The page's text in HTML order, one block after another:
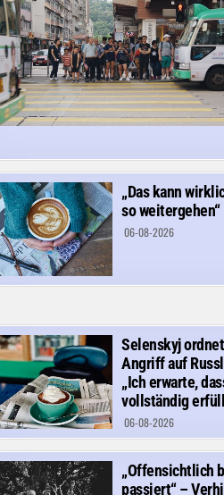
„Das kann
so weitergehen“
06-08-2026
Selenskyj
Angriff auf
„Ich erwarte,
vollständig
06-08-2026
„Offensichtlich
passiert“ –